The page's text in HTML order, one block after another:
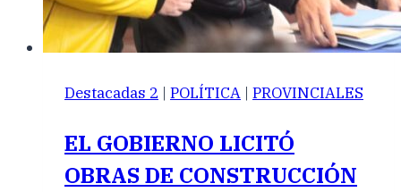
Destacadas 2 | POLÍTICA | PROVINCIALES
EL GOBIERNO LICITÓ
OBRAS DE CONSTRUCCIÓN